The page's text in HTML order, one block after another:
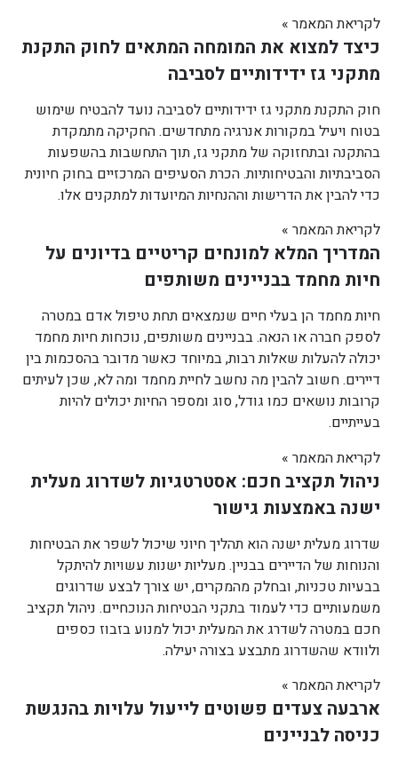
לקריאת המאמר »
כיצד למצוא את המומחה המתאים לחוק התקנת
מתקני גז ידידותיים לסביבה
חוק התקנת מתקני גז ידידותיים לסביבה נועד להבטיח שימוש
בטוח ויעיל במקורות אנרגיה מתחדשים. החקיקה מתמקדת
בהתקנה ובתחזוקה של מתקני גז, תוך התחשבות בהשפעות
הסביבתיות והבטיחותיות. הכרת הסעיפים המרכזיים בחוק חיונית
כדי להבין את הדרישות וההנחיות המיועדות למתקנים אלו.
לקריאת המאמר »
המדריך המלא למונחים קריטיים בדיונים על
חיות מחמד בבניינים משותפים
חיות מחמד הן בעלי חיים שנמצאים תחת טיפול אדם במטרה
לספק חברה או הנאה. בבניינים משותפים, נוכחות חיות מחמד
יכולה להעלות שאלות רבות, במיוחד כאשר מדובר בהסכמות בין
דיירים. חשוב להבין מה נחשב לחיית מחמד ומה לא, שכן לעיתים
קרובות נושאים כמו גודל, סוג ומספר החיות יכולים להיות
בעייתיים.
לקריאת המאמר »
ניהול תקציב חכם: אסטרטגיות לשדרוג מעלית
ישנה באמצעות גישור
שדרוג מעלית ישנה הוא תהליך חיוני שיכול לשפר את הבטיחות
והנוחות של הדיירים בבניין. מעליות ישנות עשויות להיתקל
בבעיות טכניות, ובחלק מהמקרים, יש צורך לבצע שדרוגים
משמעותיים כדי לעמוד בתקני הבטיחות הנוכחיים. ניהול תקציב
חכם במטרה לשדרג את המעלית יכול למנוע בזבוז כספים
ולוודא שהשדרוג מתבצע בצורה יעילה.
לקריאת המאמר »
ארבעה צעדים פשוטים לייעול עלויות בהנגשת
כניסה לבניינים